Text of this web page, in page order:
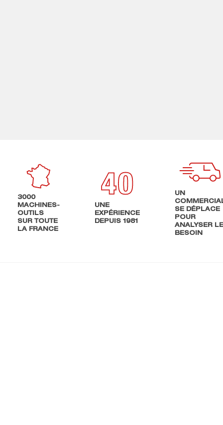
3000
MACHINES-
OUTILS
SUR TOUTE
LA FRANCE
UNE
EXPÉRIENCE
DEPUIS 1981
UN
SE DÉPLACE
POUR
ANALYSER LE
BESOIN